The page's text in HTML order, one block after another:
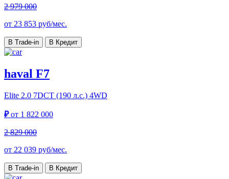
2 979 000
от 23 853 руб/мес.
В Trade-in В Кредит
haval F7
Elite 2.0 7DCT (190 л.с.) 4WD
₽от 1 822 000
2 829 000
от 22 039 руб/мес.
В Trade-in В Кредит